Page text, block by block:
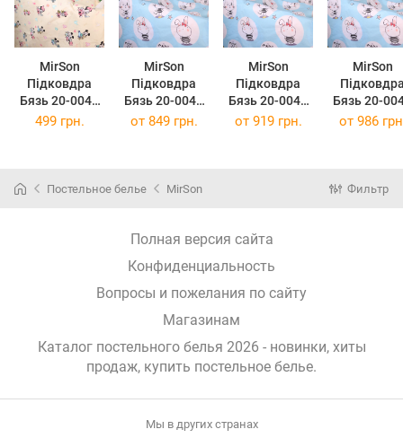
MirSon
Підковдра
Бязь 20-0043
Green Mikey
MirSon
Підковдра
Бязь 20-0044
Cats and
MirSon
Підковдра
Бязь 20-0044
Cats and
MirSon
Бязь 20-
Cats and
499 грн. от 849 грн. от 919 грн. от 986
Постельное белье MirSon Фильтр
Полная версия сайта
Конфиденциальность
Вопросы и пожелания по сайту
Магазинам
Каталог постельного белья 2026 - новинки, хиты
продаж, купить постельное белье.
Мы в других странах